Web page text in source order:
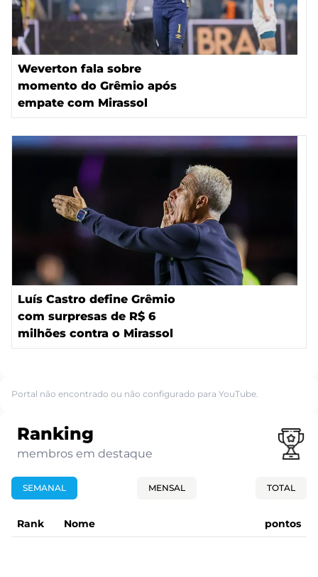
Weverton fala sobre
momento do Grêmio após
empate com Mirassol
Luís Castro define Grêmio
com surpresas de R$ 6
milhões contra o Mirassol
Portal não encontrado ou não configurado para YouTube.
Ranking
membros em destaque
SEMANAL MENSAL TOTAL
Rank Nome pontos